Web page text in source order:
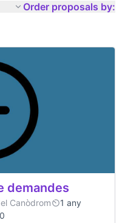
Order proposals by:
demandes
Canòdrom
1 any
0